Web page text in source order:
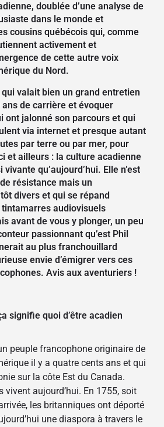
doublée d’une analyse de
dans le monde et
cousins québécois qui, comme
activement et
de cette autre voix
du Nord.
valait bien un grand entretien
de carrière et évoquer
ont jalonné son parcours et qui
via internet et presque autant
par terre ou par mer, pour
et ailleurs : la culture acadienne
vivante qu’aujourd’hui. Elle n’est
résistance mais un
divers et qui se répand
audiovisuels
avant de vous y plonger, un peu
passionnant qu’est Phil
au plus franchouillard
envie d’émigrer vers ces
Avis aux aventuriers !
signifie quoi d’être acadien
peuple francophone originaire de
il y a quatre cents ans et qui
sur la côte Est du Canada.
vivent aujourd’hui. En 1755, soit
les britanniques ont déporté
une diaspora à travers le